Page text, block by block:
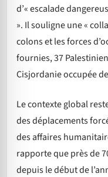
d’« escalade
». Il souligne une «
colons et les forces
fournies, 37
Cisjordanie occupée
Le contexte global
des déplacements
des affaires
rapporte que près de
depuis le début de